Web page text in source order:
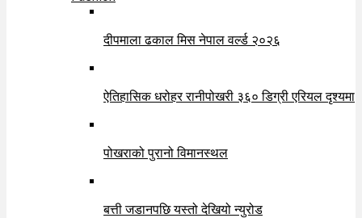
दीपमाला ढकाल मिस नेपाल वर्ल्ड २०२६
ऐतिहासिक धरोहर रानीपोखरी ३६० डिग्री एरियल दृश्यमा
पोखराको पुरानो विमानस्थल
बत्ती जडानपछि यस्तो देखियो न्युरोड